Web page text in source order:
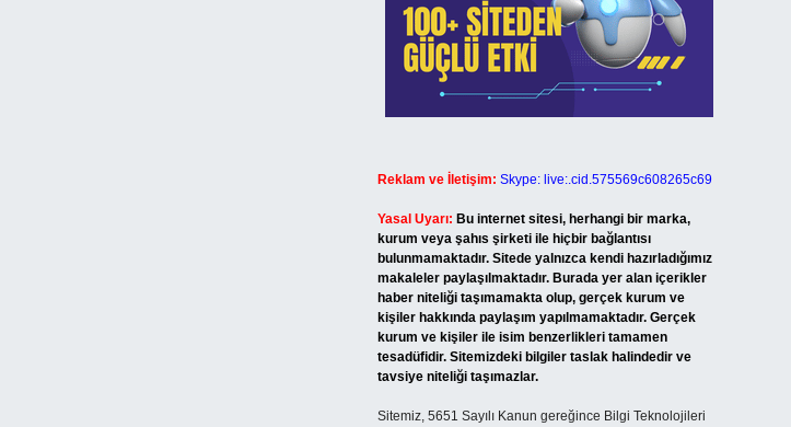
Reklam ve İletişim: Skype: live:.cid.575569c608265c69
Yasal Uyarı: Bu internet sitesi, herhangi bir marka,
kurum veya şahıs şirketi ile hiçbir bağlantısı
bulunmamaktadır. Sitede yalnızca kendi hazırladığımız
makaleler paylaşılmaktadır. Burada yer alan içerikler
haber niteliği taşımamakta olup, gerçek kurum ve
kişiler hakkında paylaşım yapılmamaktadır. Gerçek
kurum ve kişiler ile isim benzerlikleri tamamen
tesadüfidir. Sitemizdeki bilgiler taslak halindedir ve
tavsiye niteliği taşımazlar.
Sitemiz, 5651 Sayılı Kanun gereğince Bilgi Teknolojileri